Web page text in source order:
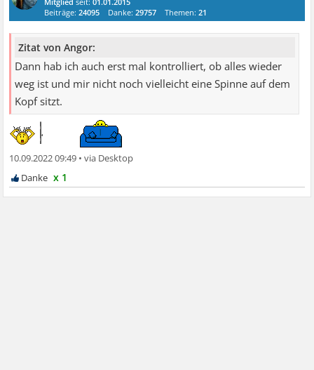
Beiträge:24095 Danke:29757 Themen:21
Zitat von Angor:
Dann hab ich auch erst mal kontrolliert, ob alles wieder
weg ist und mir nicht noch vielleicht eine Spinne auf dem
Kopf sitzt.
10.09.2022 09:49 •
x 1